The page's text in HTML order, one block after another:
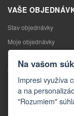
VAŠE
Stav objednávky
Moje objednávky
Výmena tovaru
Odstúpenie od kúpnej
Reklamácia
KONTAKTY
Na vašom
Impresi využíva
a na
"Rozumiem"